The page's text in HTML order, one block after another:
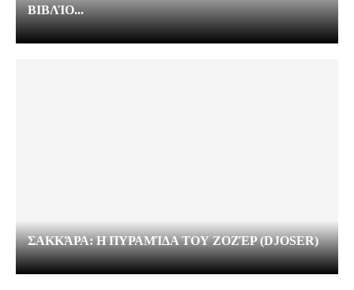
ΒΙΒΛΊΟ...
ΣΑΚΚΆΡΑ: Η ΠΥΡΑΜΊΔΑ ΤΟΥ ΖΟΖΈΡ (DJOSER)